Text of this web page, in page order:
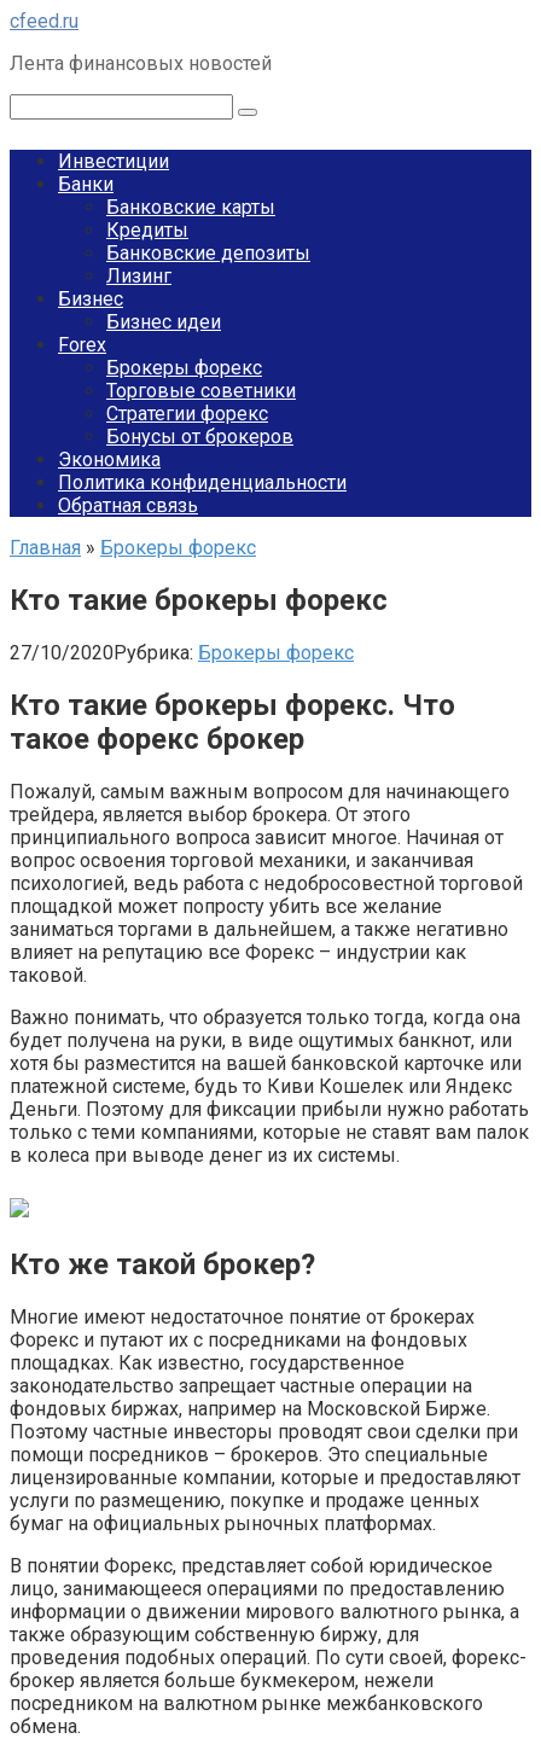
Перейти
контенту
cfeed.ru
Лента финансовых новостей
Инвестиции
Банки
Банковские карты
Кредиты
Банковские депозиты
Лизинг
Бизнес
Бизнес идеи
Forex
Брокеры форекс
Торговые советники
Стратегии форекс
Бонусы от брокеров
Экономика
Политика конфиденциальности
Обратная связь
Главная » Брокеры форекс
Кто такие брокеры форекс
27/10/2020Рубрика: Брокеры форекс
Кто такие брокеры форекс. Что
такое форекс брокер
Пожалуй, самым важным вопросом для начинающего
трейдера, является выбор брокера. От этого
принципиального вопроса зависит многое. Начиная от
вопрос освоения торговой механики, и заканчивая
психологией, ведь работа с недобросовестной торговой
площадкой может попросту убить все желание
заниматься торгами в дальнейшем, а также негативно
влияет на репутацию все Форекс – индустрии как
таковой.
Важно понимать, что образуется только тогда, когда она
будет получена на руки, в виде ощутимых банкнот, или
хотя бы разместится на вашей банковской карточке или
платежной системе, будь то Киви Кошелек или Яндекс
Деньги. Поэтому для фиксации прибыли нужно работать
только с теми компаниями, которые не ставят вам палок
в колеса при выводе денег из их системы.
Кто же такой брокер?
Многие имеют недостаточное понятие от брокерах
Форекс и путают их с посредниками на фондовых
площадках. Как известно, государственное
законодательство запрещает частные операции на
фондовых биржах, например на Московской Бирже.
Поэтому частные инвесторы проводят свои сделки при
помощи посредников – брокеров. Это специальные
лицензированные компании, которые и предоставляют
услуги по размещению, покупке и продаже ценных
бумаг на официальных рыночных платформах.
В понятии Форекс, представляет собой юридическое
лицо, занимающееся операциями по предоставлению
информации о движении мирового валютного рынка, а
также образующим собственную биржу, для
проведения подобных операций. По сути своей, форекс-
брокер является больше букмекером, нежели
посредником на валютном рынке межбанковского
обмена.